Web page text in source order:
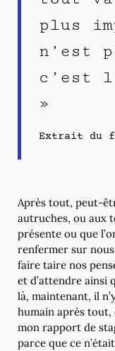
plus
n’est
c’est
»
Extrait du
Après tout, peut-
autruches, ou aux
présente ou que
renfermer sur
faire taire nos
et d’attendre ainsi
là, maintenant, il
humain après tout,
mon rapport de
parce que ce